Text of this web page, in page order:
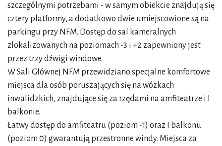
szczególnymi potrzebami - w samym obiekcie znajdują się
cztery platformy, a dodatkowo dwie umiejscowione są na
parkingu przy NFM. Dostęp do sal kameralnych
zlokalizowanych na poziomach -3 i +2 zapewniony jest
przez trzy dźwigi windowe.
W Sali Głównej NFM przewidziano specjalne komfortowe
miejsca dla osób poruszających się na wózkach
inwalidzkich, znajdujące się za rzędami na amfiteatrze i I
balkonie.
Łatwy dostęp do amfiteatru (poziom -1) oraz I balkonu
(poziom 0) gwarantują przestronne windy. Miejsca za